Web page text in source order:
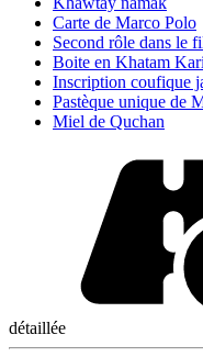
Carte de Marco Polo
Second rôle dans le
Boite en Khatam
Inscription coufique
Pastèque unique de
Miel de Quchan
détaillée